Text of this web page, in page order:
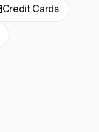
Credit Cards